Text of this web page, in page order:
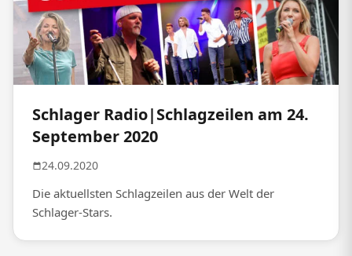
Schlager Radio|Schlagzeilen am 24.
September 2020
24.09.2020
Die aktuellsten Schlagzeilen aus der Welt der
Schlager-Stars.